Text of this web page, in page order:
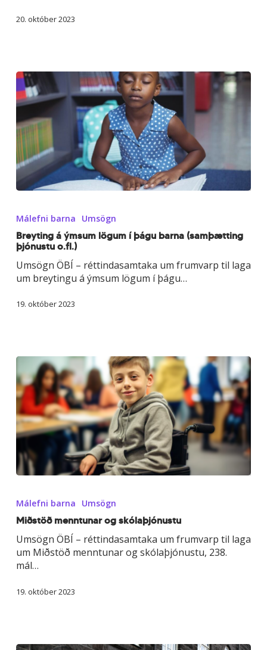
20. október 2023
ýmsum
lögum
í
þágu
barna
(samþætting
þjónustu
Málefni barna Umsögn
Breyting á ýmsum lögum í þágu barna (samþætting
þjónustu o.fl.)
Umsögn ÖBÍ – réttindasamtaka um frumvarp til laga
um breytingu á ýmsum lögum í þágu…
19. október 2023
og
skóla­
þjónustu
Málefni barna Umsögn
Miðstöð menntunar og skóla­þjónustu
Umsögn ÖBÍ – réttindasamtaka um frumvarp til laga
um Miðstöð menntunar og skólaþjónustu, 238.
mál…
19. október 2023